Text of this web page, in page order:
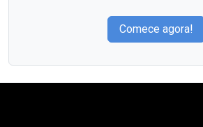
Comece agora!